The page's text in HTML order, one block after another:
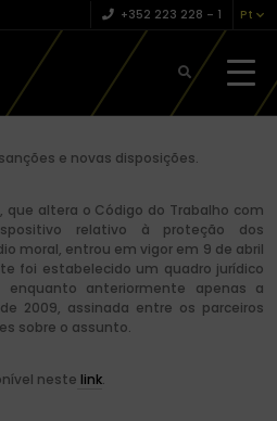
+352 223 228 – 1 Pt
e novas disposições.
que altera o Código do Trabalho com
relativo à proteção dos
moral, entrou em vigor em 9 de abril
foi estabelecido um quadro jurídico
anteriormente apenas a
2009, assinada entre os parceiros
sobre o assunto.
neste link.